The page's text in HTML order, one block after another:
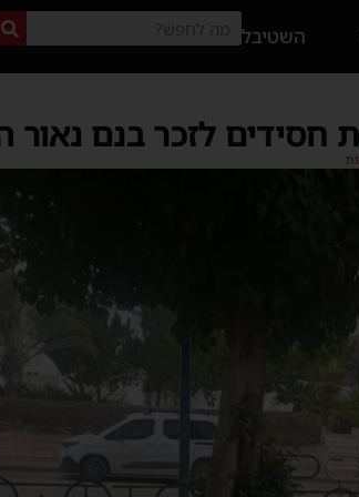
השטיבל
לזכר בנם נאור